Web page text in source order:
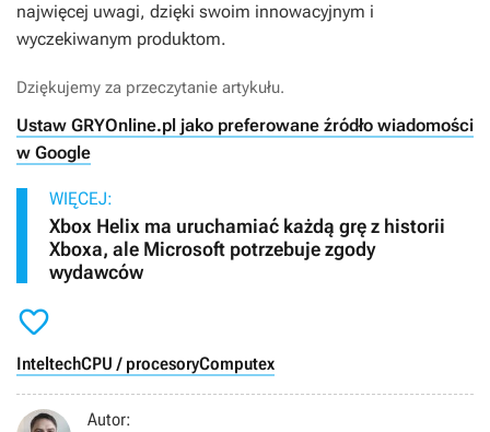
najwięcej uwagi, dzięki swoim innowacyjnym i
wyczekiwanym produktom.
Dziękujemy za przeczytanie artykułu.
Ustaw GRYOnline.pl jako preferowane źródło wiadomości
w Google
WIĘCEJ:
Xbox Helix ma uruchamiać każdą grę z historii
Xboxa, ale Microsoft potrzebuje zgody
wydawców

Intel techCPU / procesoryComputex
Autor: